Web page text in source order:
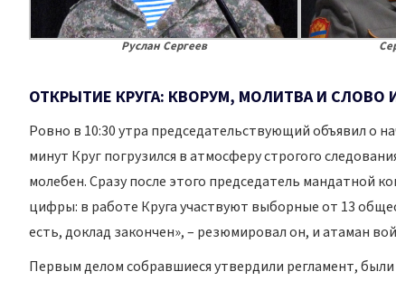
Руслан Сергеев
ОТКРЫТИЕ КРУГА: КВОРУМ, МОЛИТВА И СЛОВО
Ровно в 10:30 утра председательствующий объявил о
минут Круг погрузился в атмосферу строгого
молебен. Сразу после этого председатель мандатной
цифры: в работе Круга участвуют выборные от 13
есть, доклад закончен», – резюмировал он, и атаман
Первым делом собравшиеся утвердили регламент,